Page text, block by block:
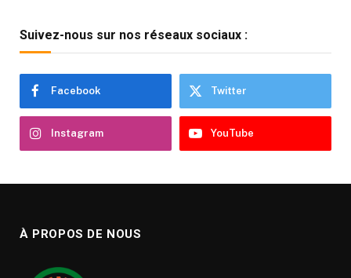
Suivez-nous sur nos réseaux sociaux :
Facebook Twitter
Instagram YouTube
À PROPOS DE NOUS